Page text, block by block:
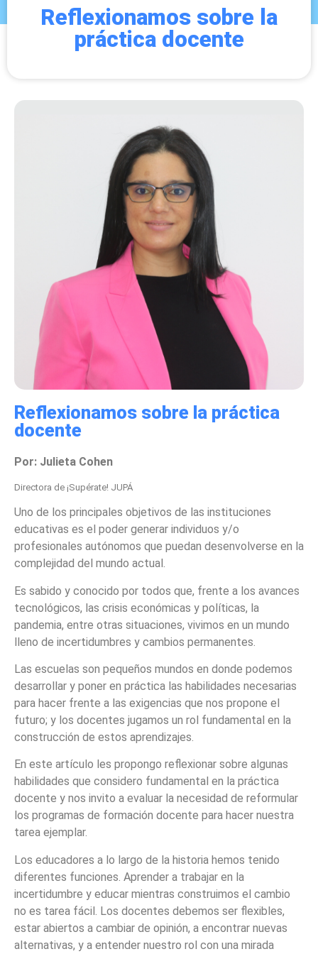
Reflexionamos sobre la
práctica docente
Reflexionamos sobre la práctica
docente
Por: Julieta Cohen
Directora de ¡Supérate! JUPÁ
Uno de los principales objetivos de las instituciones
educativas es el poder generar individuos y/o
profesionales autónomos que puedan desenvolverse en la
complejidad del mundo actual.
Es sabido y conocido por todos que, frente a los avances
tecnológicos, las crisis económicas y políticas, la
pandemia, entre otras situaciones, vivimos en un mundo
lleno de incertidumbres y cambios permanentes.
Las escuelas son pequeños mundos en donde podemos
desarrollar y poner en práctica las habilidades necesarias
para hacer frente a las exigencias que nos propone el
futuro; y los docentes jugamos un rol fundamental en la
construcción de estos aprendizajes.
En este artículo les propongo reflexionar sobre algunas
habilidades que considero fundamental en la práctica
docente y nos invito a evaluar la necesidad de reformular
los programas de formación docente para hacer nuestra
tarea ejemplar.
Los educadores a lo largo de la historia hemos tenido
diferentes funciones. Aprender a trabajar en la
incertidumbre y educar mientras construimos el cambio
no es tarea fácil. Los docentes debemos ser flexibles,
estar abiertos a cambiar de opinión, a encontrar nuevas
alternativas, y a entender nuestro rol con una mirada